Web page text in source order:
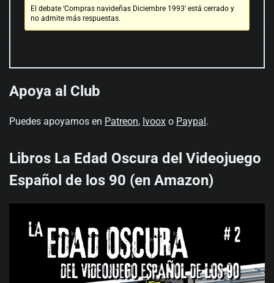
El debate ‘Compras navideñas Diciembre 1993’ está cerrado y
no admite más respuestas.
Apoya al Club
Puedes apoyarnos en Patreon, Ivoox o Paypal .
Libros La Edad Oscura del Videojuego
Español de los 90 (en Amazon)